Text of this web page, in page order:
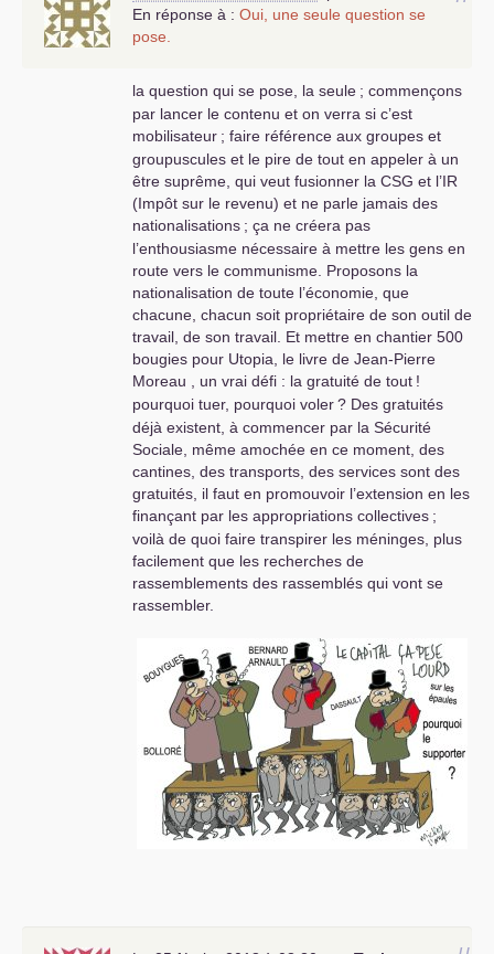
En réponse à : Oui, une seule question se
pose.
la question qui se pose, la seule ; commençons
par lancer le contenu et on verra si c’est
mobilisateur ; faire référence aux groupes et
groupuscules et le pire de tout en appeler à un
être suprême, qui veut fusionner la CSG et l’IR
(Impôt sur le revenu) et ne parle jamais des
nationalisations ; ça ne créera pas
l’enthousiasme nécessaire à mettre les gens en
route vers le communisme. Proposons la
nationalisation de toute l’économie, que
chacune, chacun soit propriétaire de son outil de
travail, de son travail. Et mettre en chantier 500
bougies pour Utopia, le livre de Jean-Pierre
Moreau , un vrai défi : la gratuité de tout !
pourquoi tuer, pourquoi voler? Des gratuités
déjà existent, à commencer par la Sécurité
Sociale, même amochée en ce moment, des
cantines, des transports, des services sont des
gratuités, il faut en promouvoir l’extension en les
finançant par les appropriations collectives ;
voilà de quoi faire transpirer les méninges, plus
facilement que les recherches de
rassemblements des rassemblés qui vont se
rassembler.